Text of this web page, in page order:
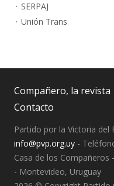
SERPAJ
Unión Trans
Compañero, la revista
Contacto
Partido por la Victoria del
info@pvp.org.uy -
Casa de los Compañeros
- Montevideo, Uruguay